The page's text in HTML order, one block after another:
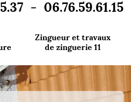
- 06.76.59.61.15
Zingueur et travaux
de zinguerie 11